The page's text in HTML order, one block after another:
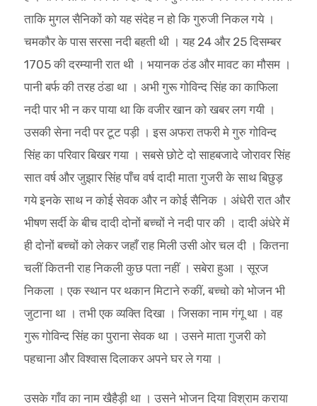
ताकि मुगल सैनिकों को यह संदेह न हो कि गुरुजी निकल गये ।
चमकौर के पास सरसा नदी बहती थी । यह 24 और 25 दिसम्बर
1705 की दरम्यानी रात थी । भयानक ठंड और मावट का मौसम ।
पानी बर्फ की तरह ठंडा था । अभी गुरू गोविन्द सिंह का काफिला
नदी पार भी न कर पाया था कि वजीर खान को खबर लग गयी ।
उसकी सेना नदी पर टूट पड़ी । इस अफरा तफरी मे गुरु गोविन्द
सिंह का परिवार बिखर गया । सबसे छोटे दो साहबजादे जोरावर सिंह
सात वर्ष और जुझार सिंह पाँच वर्ष दादी माता गुजरी के साथ बिछुड़
गये इनके साथ न कोई सेवक और न कोई सैनिक । अंधेरी रात और
भीषण सर्दी के बीच दादी दोनों बच्चों ने नदी पार की । दादी अंधेरे में
ही दोनों बच्चों को लेकर जहाँ राह मिली उसी ओर चल दी । कितना
चलीं कितनी राह निकली कुछ पता नहीं । सबेरा हुआ । सूरज
निकला । एक स्थान पर थकान मिटाने रुकीं, बच्चो को भोजन भी
जुटाना था । तभी एक व्यक्ति दिखा । जिसका नाम गंगू था । वह
गुरू गोविन्द सिंह का पुराना सेवक था । उसने माता गुजरी को
पहचाना और विश्वास दिलाकर अपने घर ले गया ।
उसके गाँव का नाम खैहैड़ी था । उसने भोजन दिया विश्राम कराया